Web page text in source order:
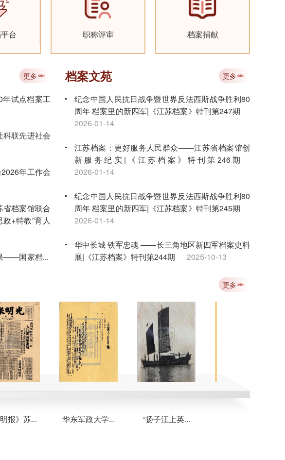
台 职称评审 档案捐献
更多
试点档案工
联先进社会
年工作会
档案馆联合
+特教”育人
——国家档案
...
立项数全国
企业档案应
档案文苑 更多
纪念中国人民抗日战争暨世界反法西斯战争胜利80
周年 档案里的新四军|《江苏档案》特刊第247期
2026-01-14
江苏档案：更好服务人民群众——江苏省档案馆创
新服务纪实|《江苏档案》特刊第246期
2026-01-14
纪念中国人民抗日战争暨世界反法西斯战争胜利80
周年 档案里的新四军|《江苏档案》特刊第245期
2026-01-14
华中长城 铁军忠魂 ——长三角地区新四军档案史料
展|《江苏档案》特刊第244期
2025-10-13
吴觉历史自述：淮阴抗战先驱的赤胆忠魂|《江苏档
飞向延安：八路军第一架飞机从这里起飞|《江苏档
案》特刊第242期
2025-10-13
纪念中国人民抗日战争暨世界反法西斯战争胜利80
周年|《江苏档案》特刊第241期
更多
》苏... 华东军政大学... “扬子江上英...